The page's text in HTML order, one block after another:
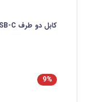
کابل دو طرف USB-C مدل EP-DN980 طول 1 متر
9%